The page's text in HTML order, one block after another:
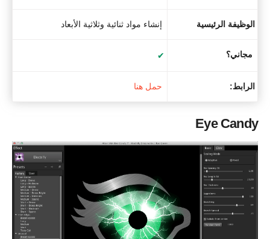
الوظيفة الرئيسية إنشاء مواد ثنائية وثلاثية الأبعاد
مجاني؟ ✔
الرابط: حمل هنا
Eye Candy